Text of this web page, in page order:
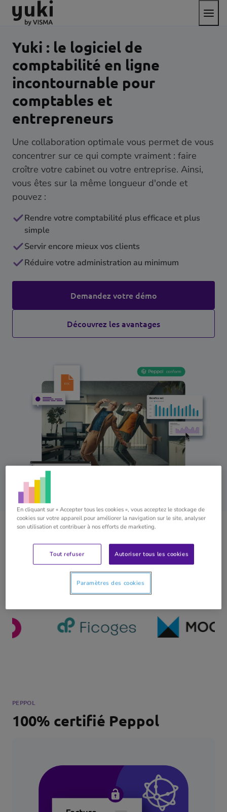
Aller
Passer
page
aller
à
page
d'accueil
le
menu
Yuki : le logiciel de
comptabilité en ligne
incontournable pour
comptables et
entrepreneurs
Une collaboration optimale vous permet de vous
concentrer sur ce qui compte vraiment : faire
croître votre cabinet ou votre entreprise. Ainsi,
vous êtes sur la même longueur d'onde et
pouvez :
Rendre votre comptabilité plus efficace et plus
simple
Servir encore mieux vos clients
Réduire votre administration au minimum
Demandez votre démo
Découvrez les avantages
croient déjà en la puissance du programme de
comptabilité en ligne de Yuki. Serez-vous le prochain ?
PEPPOL
100% certifié Peppol
En cliquant sur « Accepter tous les cookies », vous acceptez le stockage de
cookies sur votre appareil pour améliorer la navigation sur le site, analyser
son utilisation et contribuer à nos efforts de marketing.
Tout refuser Autoriser tous les cookies
Paramètres des cookies